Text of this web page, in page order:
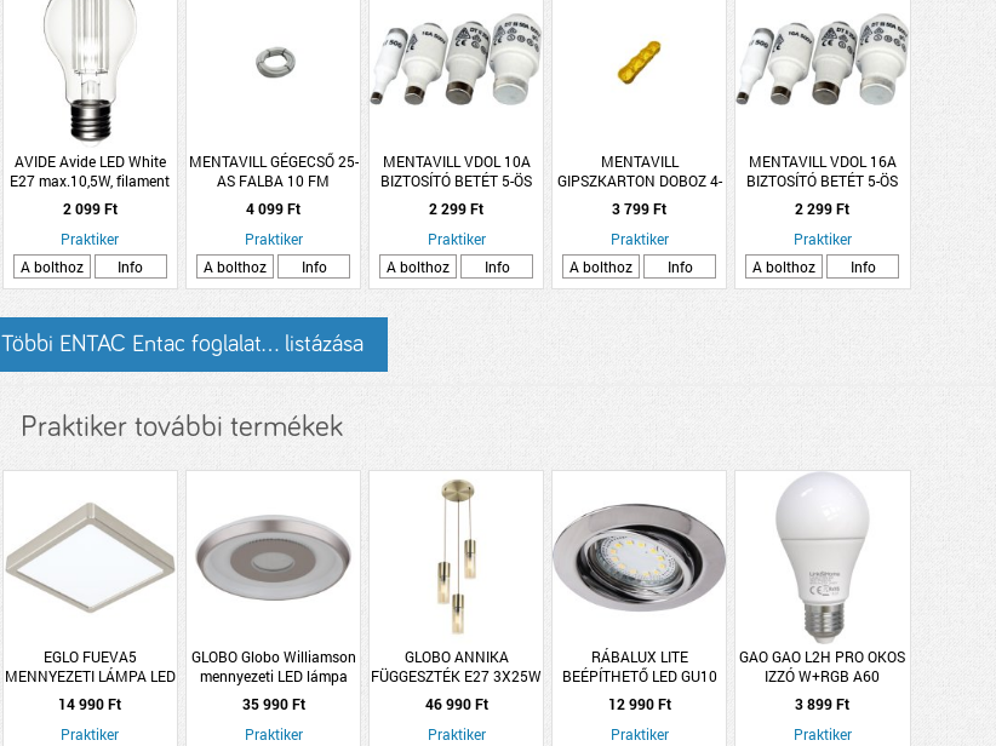
AVIDE Avide LED White
E27 max.10,5W, filament
gömb
2 099 Ft
Praktiker
A bolthoz
Info
MENTAVILL GÉGECSŐ 25-
AS FALBA 10 FM
4 099 Ft
Praktiker
A bolthoz
Info
MENTAVILL VDOL 10A
BIZTOSÍTÓ BETÉT 5-ÖS
CS.
2 299 Ft
Praktiker
A bolthoz
Info
MENTAVILL
GIPSZKARTON DOBOZ 4-
ES
3 799 Ft
Praktiker
A bolthoz
Info
MENTAVILL VDOL 16A
BIZTOSÍTÓ BETÉT 5-ÖS
CS.
2 299 Ft
Praktiker
A bolthoz
Info
Többi ENTAC Entac foglalat... listázása
Praktiker további termékek
EGLO FUEVA5
MENNYEZETI LÁMPA LED
16,5W 2000LM 4000K
21X21CM MATTNIKKEL
14 990 Ft
Praktiker
GLOBO Globo Williamson
mennyezeti LED lámpa
40W 1700lm IP20 49cm
35 990 Ft
Praktiker
GLOBO ANNIKA
FÜGGESZTÉK E27 3X25W
BOROSTYÁN ÜVEG BURA
ÁTMÉRŐ:30CM,
HOSSZÚSÁG:150CM
46 990 Ft
Praktiker
RÁBALUX LITE
BEÉPÍTHETŐ LED GU10
3X3W BILLENŐ, KEREK,
KRÓM
12 990 Ft
Praktiker
GAO GAO L2H PRO OKOS
IZZÓ W+RGB A60
3 899 Ft
Praktiker